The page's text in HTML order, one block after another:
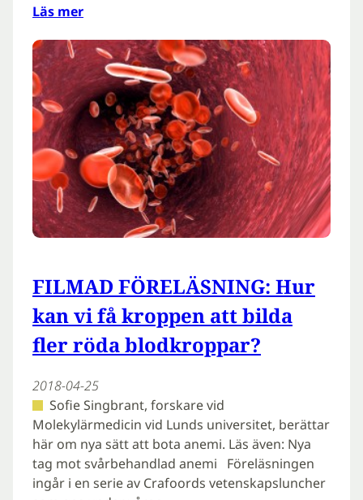
Läs mer
FILMAD FÖRELÄSNING: Hur
kan vi få kroppen att bilda
fler röda blodkroppar?
2018-04-25
Sofie Singbrant, forskare vid
Molekylärmedicin vid Lunds universitet, berättar
här om nya sätt att bota anemi. Läs även: Nya
tag mot svårbehandlad anemi Föreläsningen
ingår i en serie av Crafoords vetenskapsluncher